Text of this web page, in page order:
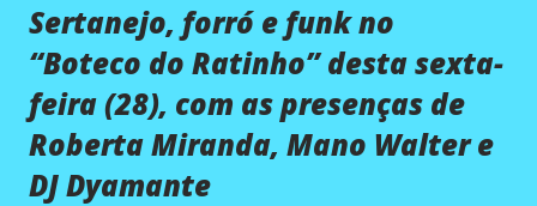
Sertanejo, forró e funk no
“Boteco do Ratinho” desta sexta-
feira (28), com as presenças de
Roberta Miranda, Mano Walter e
DJ Dyamante